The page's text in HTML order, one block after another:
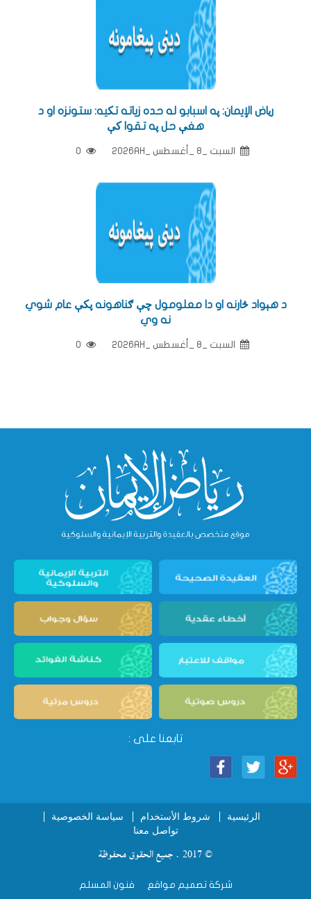
ریاض الإيمان: په اسبابو له حده زياته تکيه: ستونزه او د
هغې حل په تقوا کې
السبت _8 _أغسطس _2026AH 0
د هېواد څارنه او دا معلومول چې ګناهونه پکې عام شوي
نه وي
السبت _8 _أغسطس _2026AH 0
تابعنا على :
الرئيسية شروط الأستخدام
سياسة الخصوصية
تواصل معنا
© 2017 . جميع الحقوق محفوظة
شركة تصميم مواقع فنون المسلم